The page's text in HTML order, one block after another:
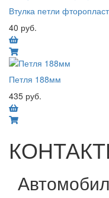
Втулка петли
40 руб.
Петля 188мм
435 руб.